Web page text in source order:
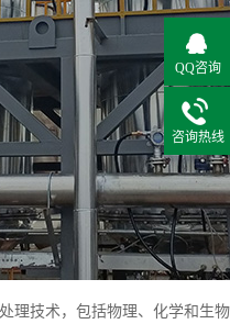
理技术，包括物理、化学和生
QQ咨询
咨询热线